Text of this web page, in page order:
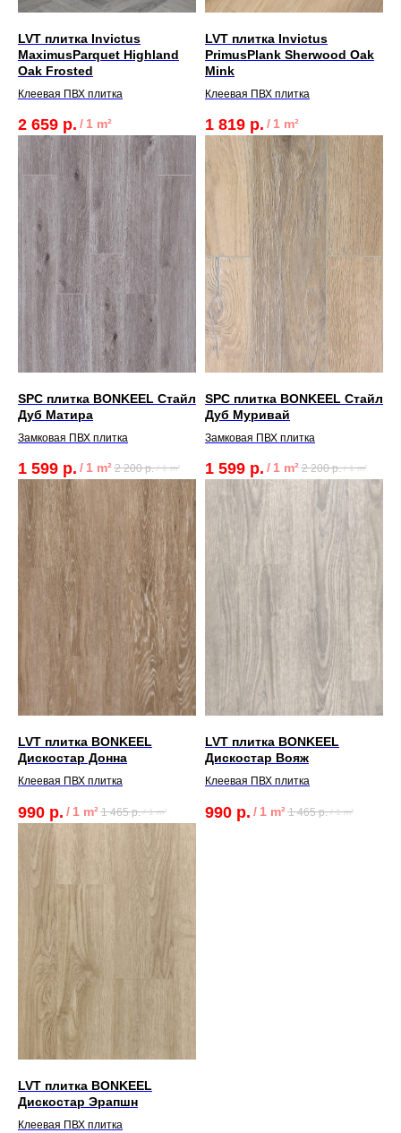
LVT плитка Invictus
MaximusParquet Highland
Oak Frosted
Клеевая ПВХ плитка
2 659 р. / 1 m²
LVT плитка Invictus
PrimusPlank Sherwood Oak
Mink
Клеевая ПВХ плитка
1 819 р. / 1 m²
SPC плитка BONKEEL Стайл
Дуб Матира
Замковая ПВХ плитка
1 599 р. / 1 m² 2 200 р. / 1 m²
SPC плитка BONKEEL Стайл
Дуб Муривай
Замковая ПВХ плитка
1 599 р. / 1 m² 2 200 р. / 1 m²
LVT плитка BONKEEL
Дискостар Донна
Клеевая ПВХ плитка
990 р. / 1 m² 1 465 р. / 1 m²
LVT плитка BONKEEL
Дискостар Вояж
Клеевая ПВХ плитка
990 р. / 1 m² 1 465 р. / 1 m²
LVT плитка BONKEEL
Дискостар Эрапшн
Клеевая ПВХ плитка
КОНТАКТЫ